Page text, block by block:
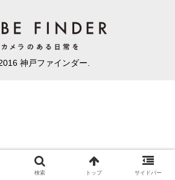
神戸ファインダー.
検索 トップ サイドバー